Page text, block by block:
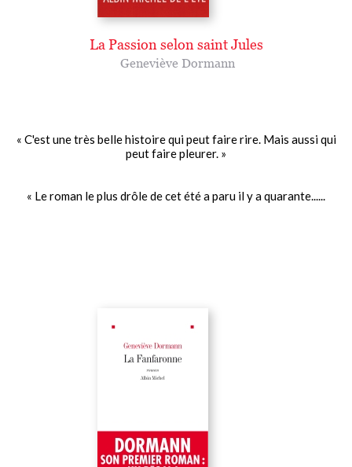
La Passion selon saint Jules
Geneviève Dormann
« C'est une très belle histoire qui peut faire rire. Mais aussi qui
peut faire pleurer. »
« Le roman le plus drôle de cet été a paru il y a quarante......